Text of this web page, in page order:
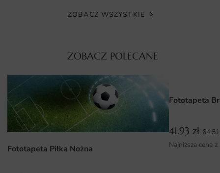
Dodatkowo, montaż plakatu jest wyjątkowo prosty i
kilka podstawowych narzędzi i chwila cierpliwości, aby
Dlaczego warto wybrać tę fototapetę
Unikalny design, który przyciąga uwagę i ożywia wnętrze.
Wysokiej jakości materiały zapewniające długotrwałość
oraz odporność na blaknięcie.
Możliwość wyboru wymiarów, idealnych do różnych
ZOBACZ WSZYSTKIE
ZOBACZ POLECANE
Fototapeta Piłka Nożna
Fototapeta
41.93 zł
Najniższa cena